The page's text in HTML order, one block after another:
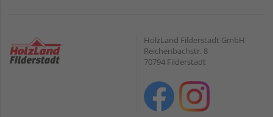
HolzLand Filderstadt GmbH
Reichenbachstr. 8
70794 Filderstadt